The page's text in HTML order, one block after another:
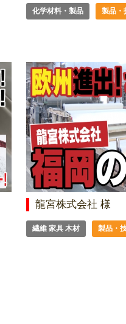
化学材料・製品 製品・
龍宮株式会社 様
繊維 家具 木材 製品・